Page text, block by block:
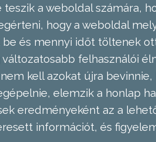
a weboldal számára,
hogy a weboldal
és mennyi időt töltenek
felhasználói
kell azokat újra bevinnie,
elemzik a honlap
eredményeként az a
információt, és